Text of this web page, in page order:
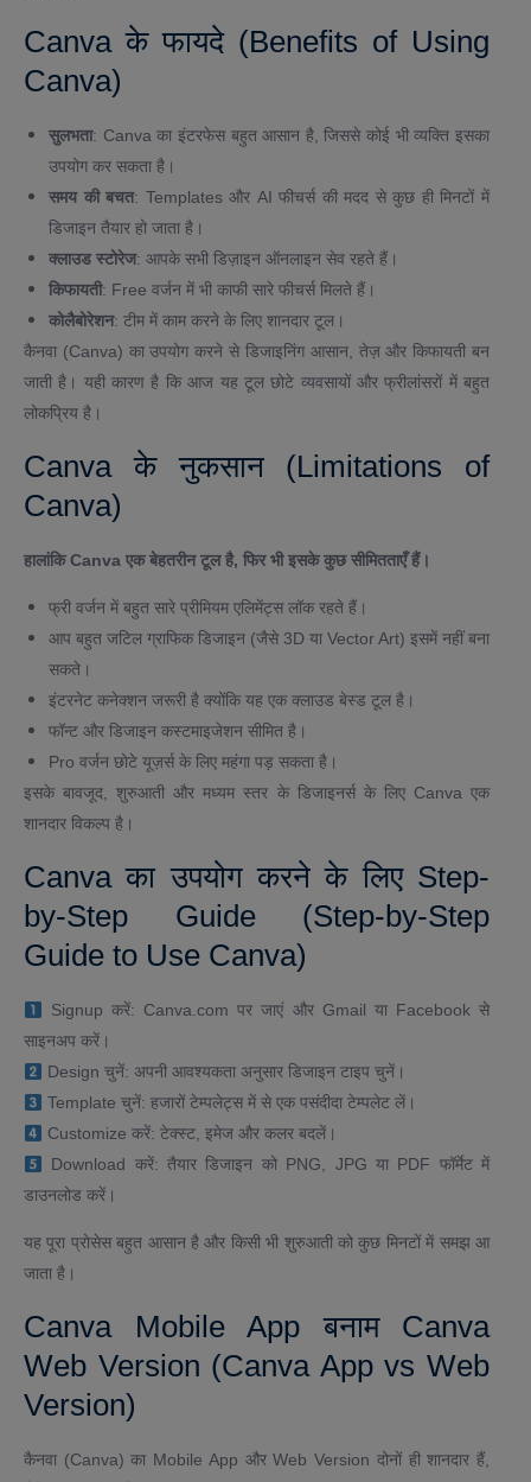
Canva के फायदे (Benefits of Using
Canva)
सुलभता: Canva का इंटरफेस बहुत आसान है, जिससे कोई भी व्यक्ति इसका
उपयोग कर सकता है।
समय की बचत: Templates और AI फीचर्स की मदद से कुछ ही मिनटों में
डिजाइन तैयार हो जाता है।
क्लाउड स्टोरेज: आपके सभी डिज़ाइन ऑनलाइन सेव रहते हैं।
किफायती: Free वर्जन में भी काफी सारे फीचर्स मिलते हैं।
कोलैबोरेशन: टीम में काम करने के लिए शानदार टूल।
कैनवा (Canva) का उपयोग करने से डिजाइनिंग आसान, तेज़ और किफायती बन
जाती है। यही कारण है कि आज यह टूल छोटे व्यवसायों और फ्रीलांसरों में बहुत
लोकप्रिय है।
Canva के नुकसान (Limitations of
Canva)
हालांकि Canva एक बेहतरीन टूल है, फिर भी इसके कुछ सीमितताएँ हैं।
फ्री वर्जन में बहुत सारे प्रीमियम एलिमेंट्स लॉक रहते हैं।
आप बहुत जटिल ग्राफिक डिजाइन (जैसे 3D या Vector Art) इसमें नहीं बना
सकते।
इंटरनेट कनेक्शन जरूरी है क्योंकि यह एक क्लाउड बेस्ड टूल है।
फॉन्ट और डिजाइन कस्टमाइजेशन सीमित है।
Pro वर्जन छोटे यूज़र्स के लिए महंगा पड़ सकता है।
इसके बावजूद, शुरुआती और मध्यम स्तर के डिजाइनर्स के लिए Canva एक
शानदार विकल्प है।
Canva का उपयोग करने के लिए Step-
by-Step Guide (Step-by-Step
Guide to Use Canva)
Signup करें: Canva.com पर जाएं और Gmail या Facebook से
साइनअप करें।
Design चुनें: अपनी आवश्यकता अनुसार डिजाइन टाइप चुनें।
Template चुनें: हजारों टेम्पलेट्स में से एक पसंदीदा टेम्पलेट लें।
Customize करें: टेक्स्ट, इमेज और कलर बदलें।
Download करें: तैयार डिजाइन को PNG, JPG या PDF फॉर्मेट में
डाउनलोड करें।
यह पूरा प्रोसेस बहुत आसान है और किसी भी शुरुआती को कुछ मिनटों में समझ आ
जाता है।
Canva Mobile App बनाम Canva
Web Version (Canva App vs Web
Version)
कैनवा (Canva) का Mobile App और Web Version दोनों ही शानदार हैं,